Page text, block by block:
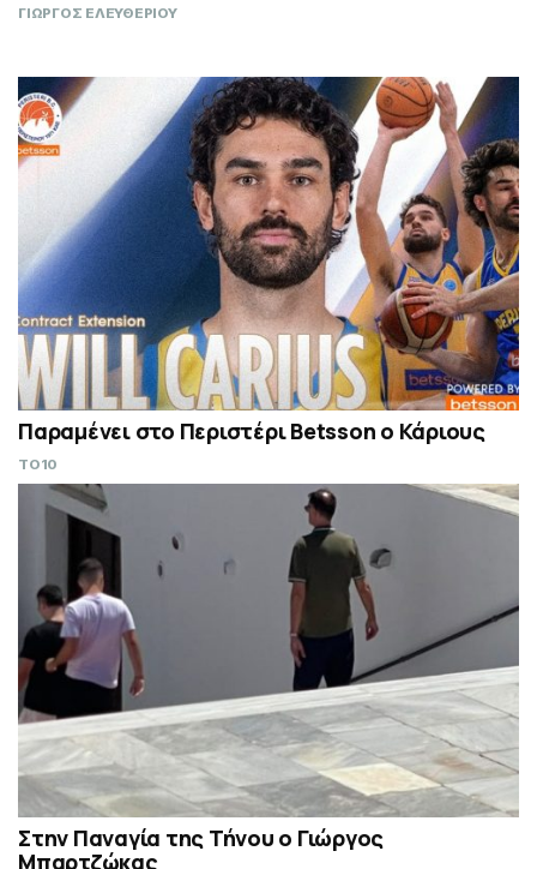
ΓΙΩΡΓΟΣ ΕΛΕΥΘΕΡΙΟΥ
Παραμένει στο Περιστέρι Betsson ο Κάριους
TO10
Στην Παναγία της Τήνου ο Γιώργος
Μπαρτζώκας